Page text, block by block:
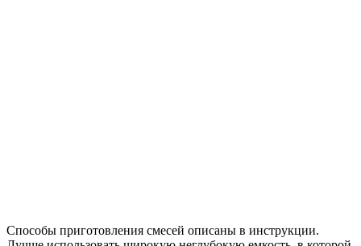
Способы приготовления смесей описаны в инструкции.